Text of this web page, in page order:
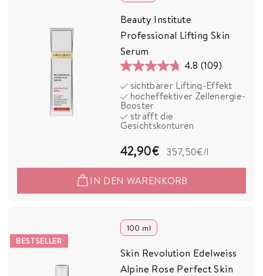
Beauty Institute
Professional Lifting Skin
Serum
4.8 (109)
4.8
von
5
Sternen.
109
Bewertungen
sichtbarer Lifting-Effekt
hocheffektiver Zellenergie-
Booster
strafft die
Gesichtskonturen
42,90€4
2
,
357,50€/l
IN DEN WARENKORB
BESTSELLER
100 ml
Skin Revolution Edelweiss
Alpine Rose Perfect Skin